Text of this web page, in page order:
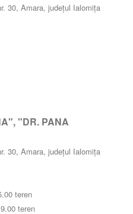
30, Amara, județul Ialomița
"DR. PANA
30, Amara, județul Ialomița
teren
teren